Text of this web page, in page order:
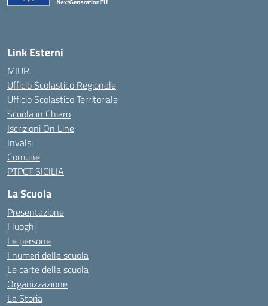
Link Esterni
MIUR
Ufficio Scolastico Regionale
Ufficio Scolastico Territoriale
Scuola in Chiaro
Iscrizioni On Line
Invalsi
Comune
PTPCT SICILIA
La Scuola
Presentazione
I luoghi
Le persone
I numeri della scuola
Le carte della scuola
Organizzazione
La Storia